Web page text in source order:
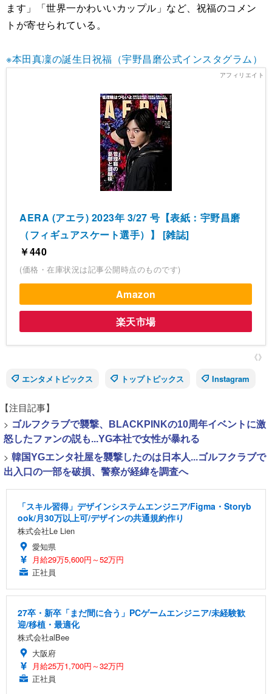
ます」「世界一かわいいカップル」など、祝福のコメン
トが寄せられている。
※本田真凜の誕生日祝福（宇野昌磨公式インスタグラム）
AERA (アエラ) 2023年 3/27 号【表紙：宇野昌磨
（フィギュアスケート選手）】 [雑誌]
￥440
(価格・在庫状況は記事公開時点のものです)
Amazon
楽天市場
《》
エンタメトピックス
トップトピックス Instagram
【注目記事】
> ゴルフクラブで襲撃、BLACKPINKの10周年イベントに激
怒したファンの説も...YG本社で女性が暴れる
> 韓国YGエンタ社屋を襲撃したのは日本人...ゴルフクラブで
出入口の一部を破損、警察が経緯を調査へ
「スキル習得」デザインシステムエンジニア/Figma・Storyb
ook/月30万以上可/デザインの共通規約作り
株式会社Le Lien
愛知県
月給29万5,600円～52万円
正社員
27卒・新卒「まだ間に合う」PCゲームエンジニア/未経験歓
迎/移植・最適化
株式会社alBee
大阪府
月給25万1,700円～32万円
正社員